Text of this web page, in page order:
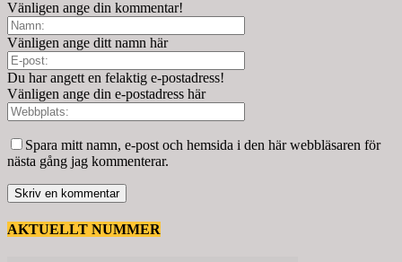
Vänligen ange din kommentar!
Vänligen ange ditt namn här
Du har angett en felaktig e-postadress!
Vänligen ange din e-postadress här
Spara mitt namn, e-post och hemsida i den här webbläsaren för
nästa gång jag kommenterar.
AKTUELLT NUMMER